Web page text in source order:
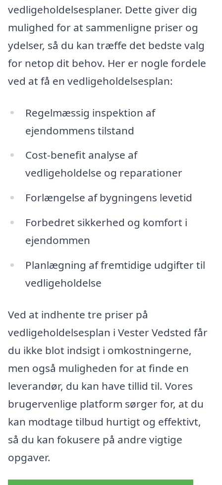
vedligeholdelsesplaner. Dette giver dig
mulighed for at sammenligne priser og
ydelser, så du kan træffe det bedste valg
for netop dit behov. Her er nogle fordele
ved at få en vedligeholdelsesplan:
Regelmæssig inspektion af
ejendommens tilstand
Cost-benefit analyse af
vedligeholdelse og reparationer
Forlængelse af bygningens levetid
Forbedret sikkerhed og komfort i
ejendommen
Planlægning af fremtidige udgifter til
vedligeholdelse
Ved at indhente tre priser på
vedligeholdelsesplan i Vester Vedsted får
du ikke blot indsigt i omkostningerne,
men også muligheden for at finde en
leverandør, du kan have tillid til. Vores
brugervenlige platform sørger for, at du
kan modtage tilbud hurtigt og effektivt,
så du kan fokusere på andre vigtige
opgaver.